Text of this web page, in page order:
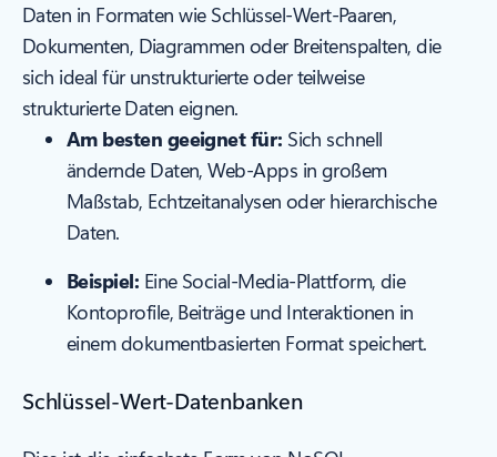
Daten in Formaten wie Schlüssel-Wert-Paaren,
Dokumenten, Diagrammen oder Breitenspalten, die
sich ideal für unstrukturierte oder teilweise
strukturierte Daten eignen.
Am besten geeignet für: Sich schnell
ändernde Daten, Web-Apps in großem
Maßstab, Echtzeitanalysen oder hierarchische
Daten.
Beispiel: Eine Social-Media-Plattform, die
Kontoprofile, Beiträge und Interaktionen in
einem dokumentbasierten Format speichert.
Schlüssel-Wert-Datenbanken